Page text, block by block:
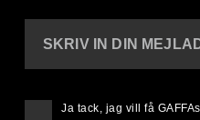
SKRIV IN DIN
Ja tack, jag vill få